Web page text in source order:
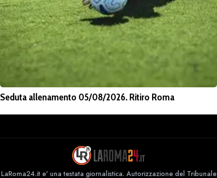
Seduta allenamento 05/08/2026. Ritiro Roma
LaRoma24.it e' una testata giornalistica. Autorizzazione del Tribunale